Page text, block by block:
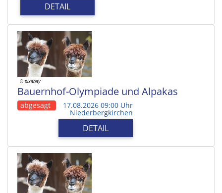
DETAIL
Bauernhof-Olympiade und Alpakas
abgesagt 17.08.2026 09:00 Uhr
Niederbergkirchen
DETAIL